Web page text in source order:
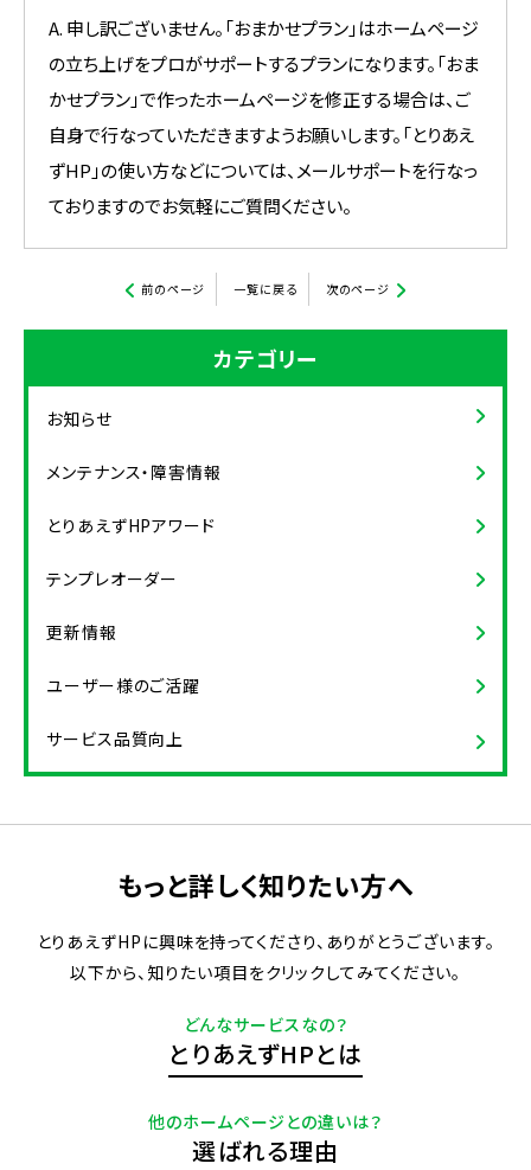
A. 申し訳ございません。「おまかせプラン」はホームページ
の立ち上げをプロがサポートするプランになります。「おま
かせプラン」で作ったホームページを修正する場合は、ご
自身で行なっていただきますようお願いします。「とりあえ
ずHP」の使い方などについては、メールサポートを行なっ
ておりますのでお気軽にご質問ください。
前のページ 一覧に戻る 次のページ
カテゴリー
お知らせ
メンテナンス・障害情報
とりあえずHPアワード
テンプレオーダー
更新情報
ユーザー様のご活躍
サービス品質向上
もっと詳しく知りたい方へ
とりあえずHPに興味を持ってくださり、ありがとうございます。
以下から、知りたい項目をクリックしてみてください。
どんなサービスなの？
とりあえずHPとは
他のホームページとの違いは？
選ばれる理由